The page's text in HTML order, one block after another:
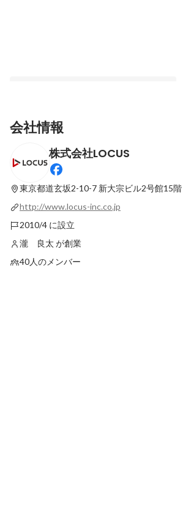
30代未経験転職だからこそ生み出せた、自
分だけの顧客思考〜自分が頂く金額は、誰
かが生み出した原資である〜
最新順で表示
会社情報
株式会社LOCUS
東京都道玄坂2-10-7 新大宗ビル2号館15階
http://www.locus-inc.co.jp
2010/4 に設立
瀧 良太 が創業
40人のメンバー